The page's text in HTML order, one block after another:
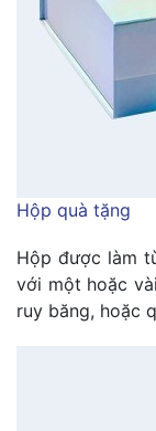
Hộp quà tặng
Hộp được làm
với một hoặc
ruy băng, hoặc